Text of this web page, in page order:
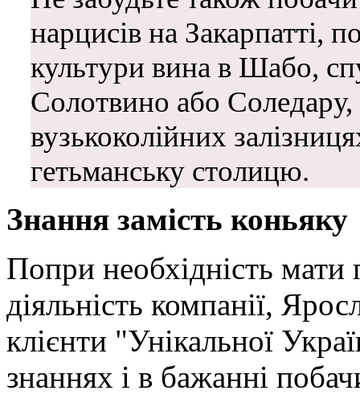
нарцисів на Закарпатті,
культури вина в Шабо,
Солотвино або Соледару,
вузькоколійних
гетьманську столицю.
Знання замість коньяку
Попри необхідність мати
діяльність компанії,
клієнти "Унікальної
знаннях і в бажанні